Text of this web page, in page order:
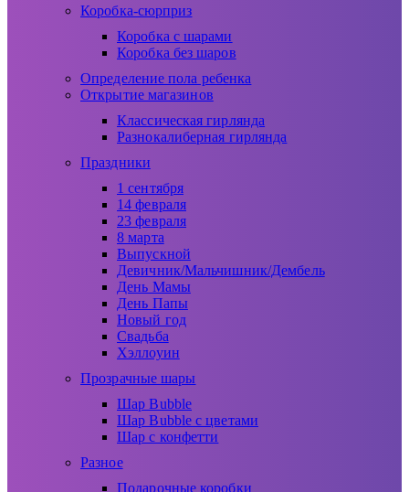
Коробка-сюрприз
Коробка с шарами
Коробка без шаров
Определение пола ребенка
Открытие магазинов
Классическая гирлянда
Разнокалиберная гирлянда
Праздники
1 сентября
14 февраля
23 февраля
8 марта
Выпускной
Девичник/Мальчишник/Дембель
День Мамы
День Папы
Новый год
Свадьба
Хэллоуин
Прозрачные шары
Шар Bubble
Шар Bubble с цветами
Шар с конфетти
Разное
Подарочные коробки